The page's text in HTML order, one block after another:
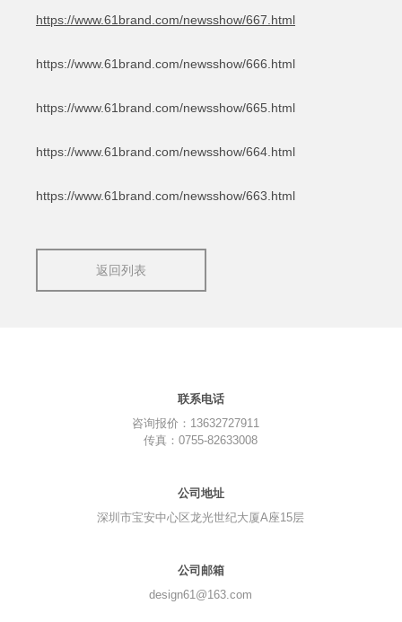
https://www.61brand.com/newsshow/667.html
https://www.61brand.com/newsshow/666.html
https://www.61brand.com/newsshow/665.html
https://www.61brand.com/newsshow/664.html
https://www.61brand.com/newsshow/663.html
返回列表
联系电话
咨询报价：13632727911
传真：0755-82633008
公司地址
深圳市宝安中心区龙光世纪大厦A座15层
公司邮箱
design61@163.com